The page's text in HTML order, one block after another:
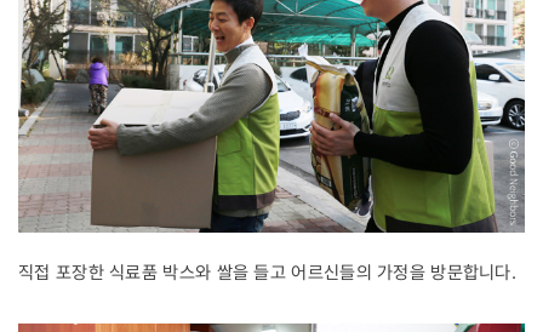
직접 포장한 식료품 박스와 쌀을 들고 어르신들의 가정을 방문합니다.